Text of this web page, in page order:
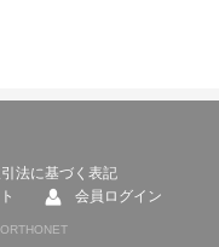
法に基づく表記
会員ログイン